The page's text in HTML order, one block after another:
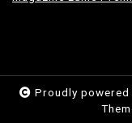
Proudly